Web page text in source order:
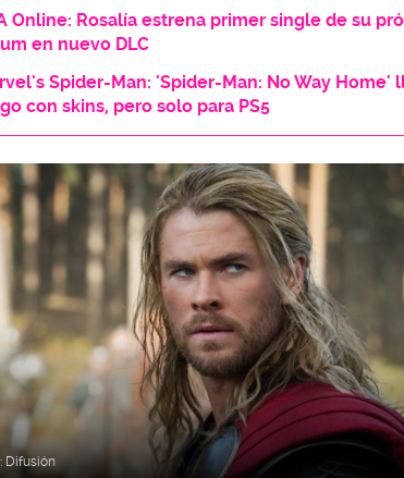
Online: Rosalía estrena primer single de su
en nuevo DLC
Spider-Man: 'Spider-Man: No Way Home'
con skins, pero solo para PS5
Difusión